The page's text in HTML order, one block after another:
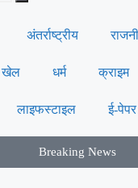
अंतर्राष्ट्रीय
खेल धर्म क्राइम
लाइफस्टाइल ई-पेपर
Breaking News